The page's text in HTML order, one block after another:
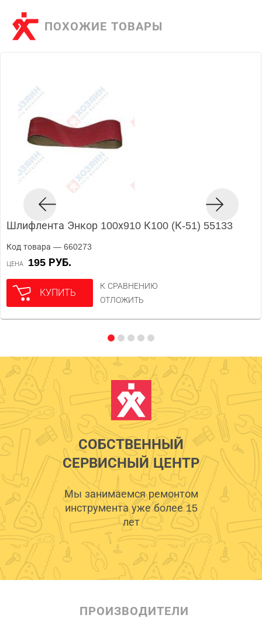
ПОХОЖИЕ ТОВАРЫ
Шлифлента Энкор 100х910 К100 (К-51) 55133
Код товара — 660273
ЦЕНА 195 РУБ.
КУПИТЬ
К СРАВНЕНИЮ
ОТЛОЖИТЬ
СОБСТВЕННЫЙ
СЕРВИСНЫЙ ЦЕНТР
Мы занимаемся ремонтом
инструмента уже более 15
лет
ПРОИЗВОДИТЕЛИ